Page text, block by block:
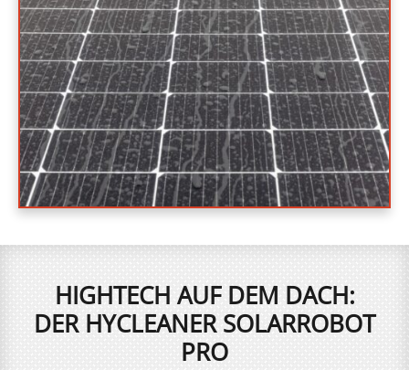
HIGHTECH AUF DEM DACH:
DER HYCLEANER SOLARROBOT
PRO